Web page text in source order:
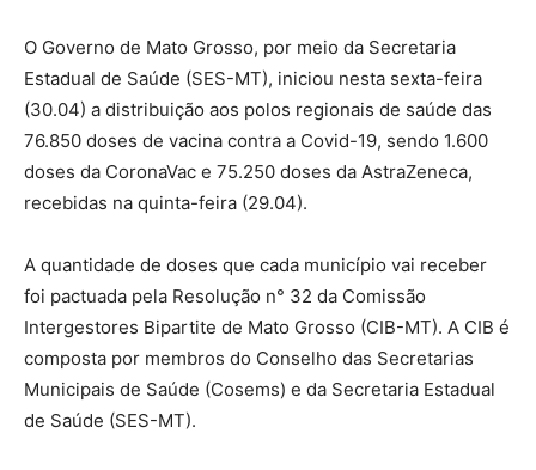
O Governo de Mato Grosso, por meio da Secretaria
Estadual de Saúde (SES-MT), iniciou nesta sexta-feira
(30.04) a distribuição aos polos regionais de saúde das
76.850 doses de vacina contra a Covid-19, sendo 1.600
doses da CoronaVac e 75.250 doses da AstraZeneca,
recebidas na quinta-feira (29.04).
A quantidade de doses que cada município vai receber
foi pactuada pela Resolução n° 32 da Comissão
Intergestores Bipartite de Mato Grosso (CIB-MT). A CIB é
composta por membros do Conselho das Secretarias
Municipais de Saúde (Cosems) e da Secretaria Estadual
de Saúde (SES-MT).